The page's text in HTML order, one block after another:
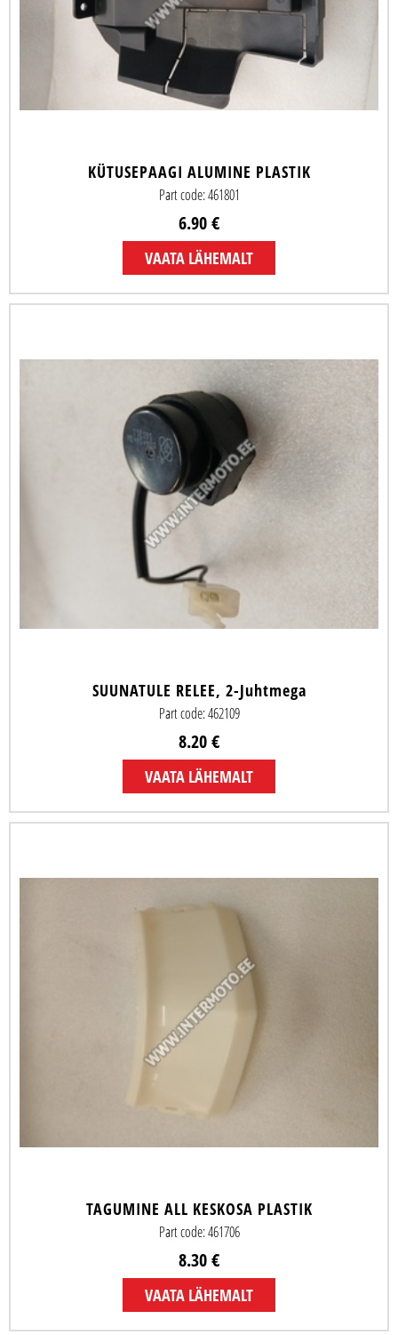
KÜTUSEPAAGI ALUMINE PLASTIK
Part code: 461801
6.90 €
VAATA LÄHEMALT
SUUNATULE RELEE, 2-Juhtmega
Part code: 462109
8.20 €
VAATA LÄHEMALT
TAGUMINE ALL KESKOSA PLASTIK
Part code: 461706
8.30 €
VAATA LÄHEMALT